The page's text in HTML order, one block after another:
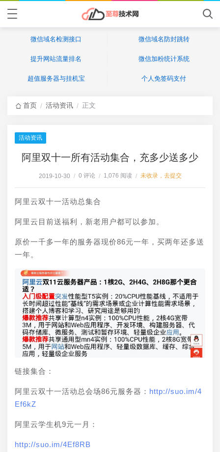
微信域名检测接口 微信域名防封跳转
提升网站流量排名 微信加粉统计系统
超值服务器与挂机宝 个人免签码支付
首页 / 活动资讯 / 正文
活动资讯
阿里双十一所有活动集合，充多少送多少
2019-10-30 / 0 评论 / 1,076 阅读 / 未收录，去提交
阿里云双十一活动总集合
阿里云目前送福利，新老用户都可以参加。
原价一千多一年的服务器现价86元一年，买两年还多送
一年。
链接集合：
阿里云双十一活动总会场86元服务器： http://suo.im/4
Ef6kZ
阿里云学生机9元一月：
http://suo.im/4Ef8RB